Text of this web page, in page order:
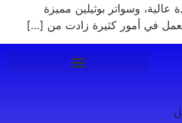
وسواتر بوثيلين مميزة
في أمور كثيرة زادت من […]